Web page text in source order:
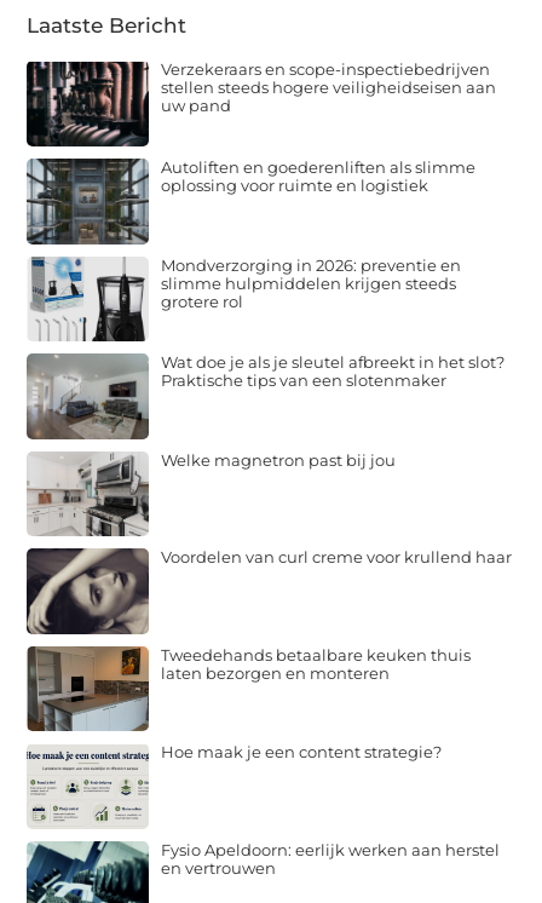
Laatste Bericht
Verzekeraars en scope-inspectiebedrijven
stellen steeds hogere veiligheidseisen aan
uw pand
Autoliften en goederenliften als slimme
oplossing voor ruimte en logistiek
Mondverzorging in 2026: preventie en
slimme hulpmiddelen krijgen steeds
grotere rol
Wat doe je als je sleutel afbreekt in het slot?
Praktische tips van een slotenmaker
Welke magnetron past bij jou
Voordelen van curl creme voor krullend haar
Tweedehands betaalbare keuken thuis
laten bezorgen en monteren
Hoe maak je een content strategie?
Fysio Apeldoorn: eerlijk werken aan herstel
en vertrouwen